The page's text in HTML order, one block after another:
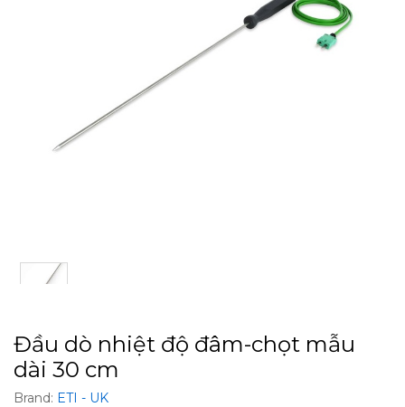
Đầu dò nhiệt độ đâm-chọt mẫu
dài 30 cm
Brand: ETI - UK